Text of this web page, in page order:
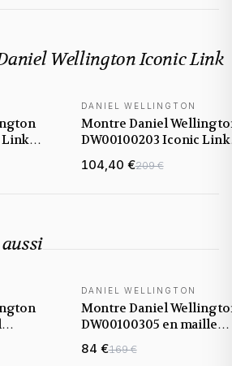
Wellington Iconic Link
Link
Jaune
DANIEL WELLINGTON
Montre Daniel
DW00100203 Iconic Link
36mm en Acier Poli
104,40 €209 €
aussi
DANIEL WELLINGTON
Montre Daniel
DW00100305 en maille
milanaise Rose Doré
84 €169 €